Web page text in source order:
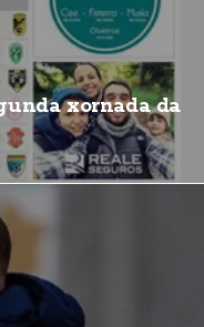
xornada da